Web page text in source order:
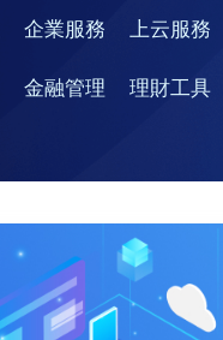
企業服務 上云服務
金融管理 理財工具